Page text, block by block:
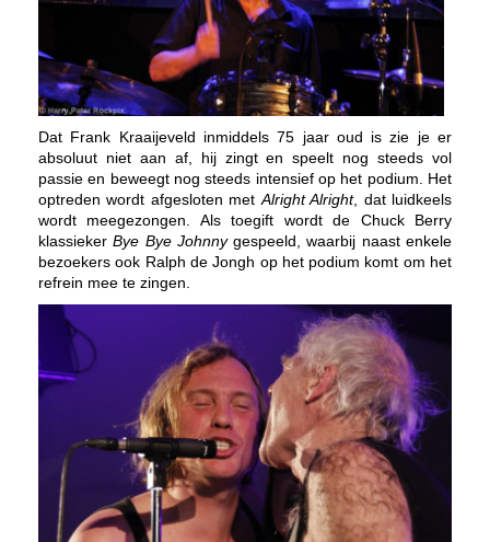
Dat Frank Kraaijeveld inmiddels 75 jaar oud is zie je er
absoluut niet aan af, hij zingt en speelt nog steeds vol
passie en beweegt nog steeds intensief op het podium. Het
optreden wordt afgesloten metAlright Alright, dat luidkeels
wordt meegezongen. Als toegift wordt de Chuck Berry
klassiekerBye Bye Johnnygespeeld, waarbij naast enkele
bezoekers ook Ralph de Jongh op het podium komt om het
refrein mee te zingen.